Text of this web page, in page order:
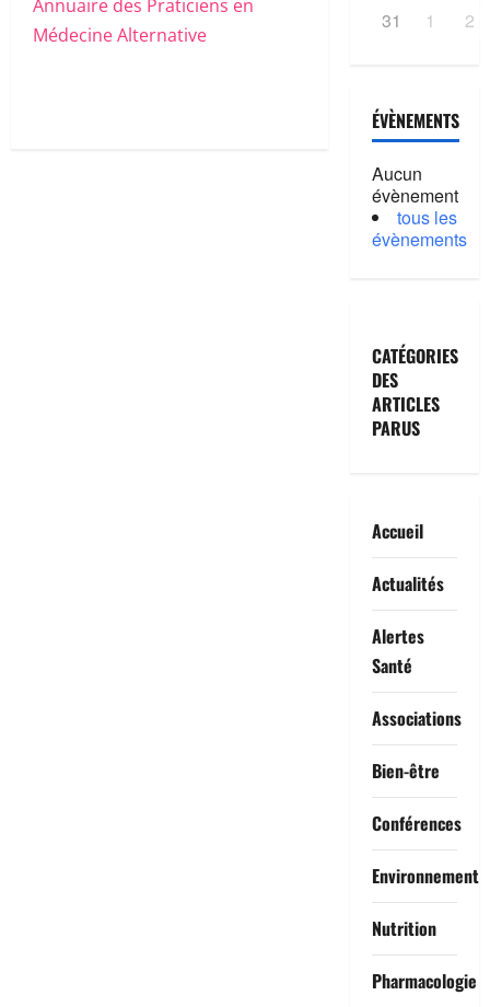
Annuaire des Praticiens en
Médecine Alternative
31
1 2
ÉVÈNEMENTS
Aucun
évènement
tous les
évènements
CATÉGORIES
DES
ARTICLES
PARUS
Accueil
Actualités
Alertes
Santé
Associations
Bien-être
Conférences
Environnement
Nutrition
Pharmacologie